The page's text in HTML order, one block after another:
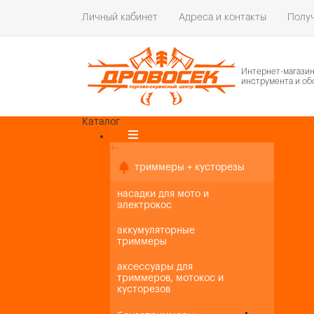
Личный кабинет Адреса и контакты
Интернет-магазин
инструмента и
Каталог
+-
триммеры + кусторезы
насадки для мото и
электрокос
аккумуляторные
триммеры
аксессуары для
триммеров, мотокос и
кусторезов